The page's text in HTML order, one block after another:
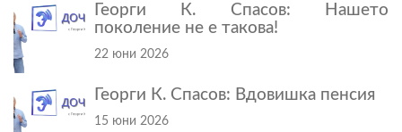
Георги К. Спасов: Нашето
поколение не е такова!
22 юни 2026
Георги К. Спасов: Вдовишка пенсия
15 юни 2026